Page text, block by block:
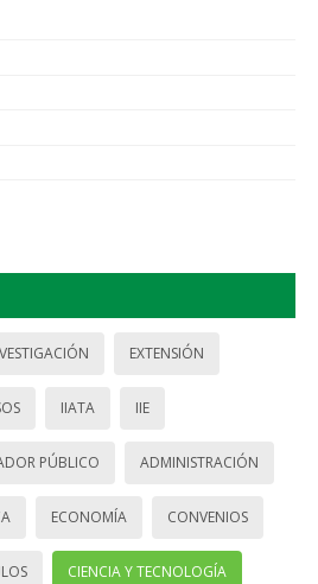
EXTENSIÓN
IIATA IIE
PÚBLICO ADMINISTRACIÓN
ECONOMÍA CONVENIOS
CIENCIA Y TECNOLOGÍA